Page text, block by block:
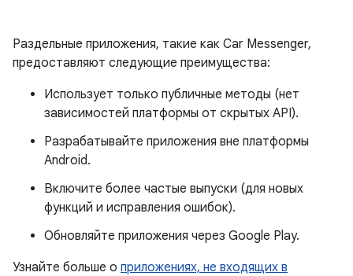
Раздельные приложения, такие как Car Messenger,
предоставляют следующие преимущества:
Использует только публичные методы (нет
зависимостей платформы от скрытых API).
Разрабатывайте приложения вне платформы
Android.
Включите более частые выпуски (для новых
функций и исправления ошибок).
Обновляйте приложения через Google Play.
Узнайте больше о приложениях, не входящих в